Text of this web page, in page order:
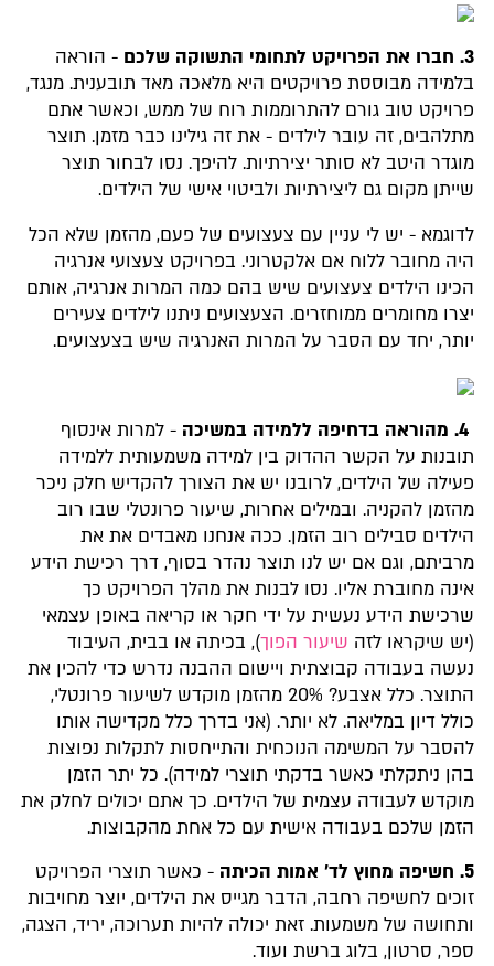
3. חברו את הפרויקט לתחומי התשוקה שלכם
- הוראה
בלמידה מבוססת פרויקטים היא מלאכה מאד תובענית. מנגד,
פרויקט טוב גורם להתרוממות רוח של ממש, וכאשר אתם
מתלהבים, זה עובר לילדים - את זה גילינו כבר מזמן. תוצר
מוגדר היטב לא סותר יצירתיות. להיפך. נסו לבחור תוצר
שייתן מקום גם ליצירתיות ולביטוי אישי של הילדים.
לדוגמא - יש לי עניין עם צעצועים של פעם, מהזמן שלא הכל
היה מחובר ללוח אם אלקטרוני. בפרויקט צעצועי אנרגיה
הכינו הילדים צעצועים שיש בהם כמה המרות אנרגיה, אותם
יצרו מחומרים ממוחזרים. הצעצועים ניתנו לילדים צעירים
יותר, יחד עם הסבר על המרות האנרגיה שיש בצעצועים.
4. מהוראה בדחיפה ללמידה במשיכה
- למרות אינסוף
תובנות על הקשר ההדוק בין למידה משמעותית ללמידה
פעילה של הילדים, לרובנו יש את הצורך להקדיש חלק ניכר
מהזמן להקניה. ובמילים אחרות, שיעור פרונטלי שבו רוב
הילדים סבילים רוב הזמן. ככה אנחנו מאבדים את את
מרביתם, וגם אם יש לנו תוצר נהדר בסוף, דרך רכישת הידע
אינה מחוברת אליו. נסו לבנות את מהלך הפרויקט כך
שרכישת הידע נעשית על ידי חקר או קריאה באופן עצמאי
(יש שיקראו לזה שיעור הפוך), בכיתה או בבית, העיבוד
נעשה בעבודה קבוצתית ויישום ההבנה נדרש כדי להכין את
התוצר. כלל אצבע? 20% מהזמן מוקדש לשיעור פרונטלי,
כולל דיון במליאה. לא יותר. (אני בדרך כלל מקדישה אותו
להסבר על המשימה הנוכחית והתייחסות לתקלות נפוצות
בהן ניתקלתי כאשר בדקתי תוצרי למידה). כל יתר הזמן
מוקדש לעבודה עצמית של הילדים. כך אתם יכולים לחלק את
הזמן שלכם בעבודה אישית עם כל אחת מהקבוצות.
5. חשיפה מחוץ לד' אמות הכיתה
- כאשר תוצרי הפרויקט
זוכים לחשיפה רחבה, הדבר מגייס את הילדים, יוצר מחויבות
ותחושה של משמעות. זאת יכולה להיות תערוכה, יריד, הצגה,
ספר, סרטון, בלוג ברשת ועוד.